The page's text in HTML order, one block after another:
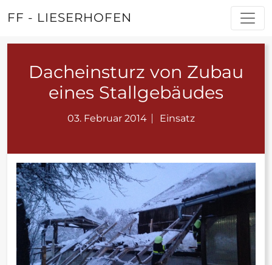
FF - LIESERHOFEN
Dacheinsturz von Zubau
eines Stallgebäudes
03. Februar 2014 Einsatz